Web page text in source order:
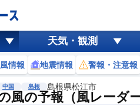
天気・観測
情報 地震情報 警報・注意報
中国 島根 島根県松江市
風の予報（風レーダー